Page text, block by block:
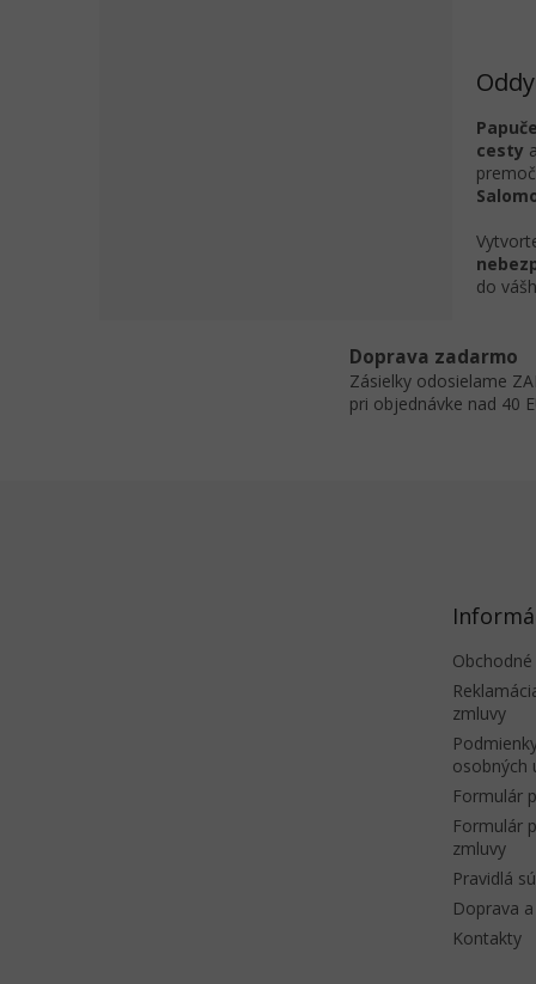
Papuče
cesty
do
Doprava zadarmo
Zásielky odosielame
pri objednávke nad 40
zmluvy
osobných
Formulár
Formulár
zmluvy
Pravidlá
Doprava
Kontakty